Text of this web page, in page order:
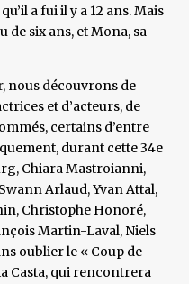
a fui il y a 12 ans. Mais
de six ans, et Mona, sa
nous découvrons de
et d’acteurs, de
certains d’entre
durant cette 34e
Chiara Mastroianni,
Arlaud, Yvan Attal,
Christophe Honoré,
Martin-Laval, Niels
oublier le « Coup de
Casta, qui rencontrera